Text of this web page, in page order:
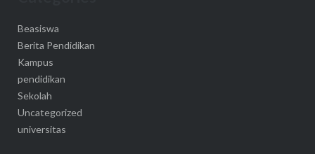
Beasiswa
Berita Pendidikan
Kampus
pendidikan
Sekolah
Uncategorized
universitas